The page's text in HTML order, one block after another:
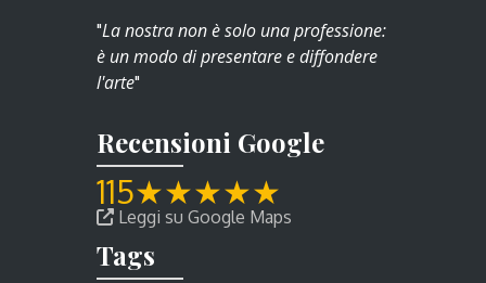
"La nostra non è solo una professione:
è un modo di presentare e diffondere
l'arte"
Recensioni Google
115★★★★★
Leggi su Google Maps
Tags